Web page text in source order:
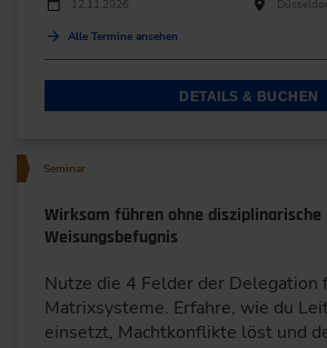
12.11.2026
Alle Termine ansehen
DETAILS & BUCHEN
Seminar
Wirksam führen ohne disziplinarische
Weisungsbefugnis
Nutze die 4 Felder der Delegation
Matrixsysteme. Erfahre, wie du
einsetzt, Machtkonflikte löst und